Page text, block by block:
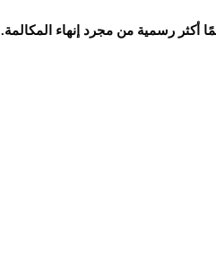
أكثر رسمية من مجرد إنهاء المكالمة.